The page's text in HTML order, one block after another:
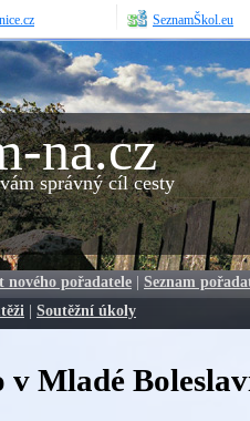
SeznamŠkol.eu
na.cz
správný cíl cesty
nového pořadatele | Seznam
| Soutěžní úkoly
Mladé